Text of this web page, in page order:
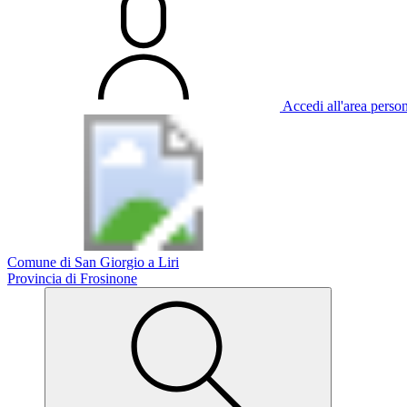
Accedi all'area
Comune di San Giorgio a Liri
Provincia di Frosinone